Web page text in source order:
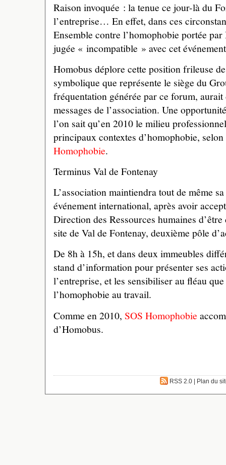
Raison invoquée : la tenue ce jour-là du
l’entreprise… En effet, dans ces
Ensemble contre l’homophobie portée
jugée « incompatible » avec cet
Homobus déplore cette position frileuse
symbolique que représente le siège du
fréquentation générée par ce forum,
messages de l’association. Une
l’on sait qu’en 2010 le milieu
principaux contextes d’homophobie,
Homophobie.
Terminus Val de Fontenay
L’association maintiendra tout de même
événement international, après avoir
Direction des Ressources humaines
site de Val de Fontenay, deuxième pôle
De 8h à 15h, et dans deux immeubles
stand d’information pour présenter ses
l’entreprise, et les sensibiliser au fléau
l’homophobie au travail.
Comme en 2010, SOS Homophobie
d’Homobus.
RSS 2.0 | Plan du